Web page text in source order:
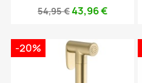
54,95 €43,96 €
-20%